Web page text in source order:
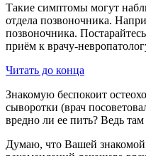
Такие симптомы могут
отдела позвоночника.
позвоночника.
приём к врачу-
Читать до конца
Знакомую беспокоит
сыворотки (врач
вредно ли ее пить? Ведь там
Думаю, что Вашей знакомой